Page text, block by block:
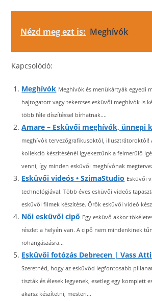
Nézd meg ezt is: Meghívók
Kapcsolódó:
Meghívók Meghívók és menükártyák egyedi
hajtogatott vagy tekercses esküvői meghívók is
több féle díszítéssel bírhatnak....
Amare – Esküvői meghívók, ünnepi
meghívók tervezőgrafikusoktól, illusztrátoroktól!
kollekció készítésénél igyekeztünk a felmerülő
venni, így minden esküvői meghívónak
Esküvői videós • SzimaStudio Esküvői
technológiával. Több éves esküvői videós
esküvői filmek készítése. Örök esküvői videó
Női esküvői cipő Egy esküvő akkor
részlet a helyén van. A cipő nem mindenkinek
rohangászásra...
Esküvői fotózás Debrecen | Vass
Szeretnéd, hogy az esküvőd legfontosabb
tiszták és élesek legyenek, esetleg egy komplett
akarsz készítetni, mesteri...